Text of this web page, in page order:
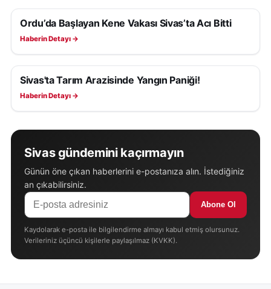
ASAYIŞ
Ordu’da Başlayan Kene Vakası Sivas’ta Acı Bitti
Haberin Detayı →
ASAYIŞ
Sivas'ta Tarım Arazisinde Yangın Paniği!
Haberin Detayı →
Sivas gündemini kaçırmayın
Günün öne çıkan haberlerini e-postanıza alın. İstediğiniz
an çıkabilirsiniz.
Abone Ol
Kaydolarak e-posta ile bilgilendirme almayı kabul etmiş olursunuz.
Verileriniz üçüncü kişilerle paylaşılmaz (KVKK).